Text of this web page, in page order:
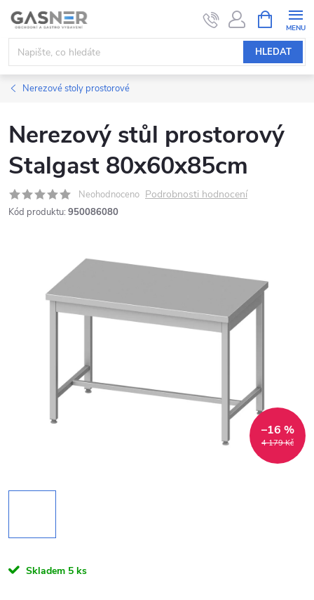
Přejít
obsah
HLEDAT
NÁKUPNÍ
KOŠÍK
Nerezové stoly prostorové
Nerezový stůl prostorový
Stalgast 80x60x85cm
Neohodnoceno Podrobnosti hodnocení
Kód produktu: 950086080
4 179 Kč
–16 %
Skladem 5 ks